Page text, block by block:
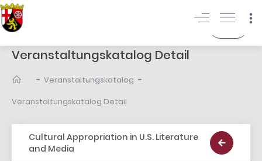
Veranstaltungskatalog Detail
- Veranstaltungskatalog -
Veranstaltungskatalog Detail
Cultural Appropriation in U.S. Literature
and Media